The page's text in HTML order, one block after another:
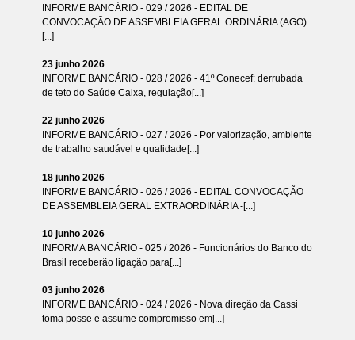
INFORME BANCÁRIO - 029 / 2026 - EDITAL DE
CONVOCAÇÃO DE ASSEMBLEIA GERAL ORDINÁRIA (AGO)
[...]
23 junho 2026
INFORME BANCÁRIO - 028 / 2026 - 41º Conecef: derrubada
de teto do Saúde Caixa, regulação[...]
22 junho 2026
INFORME BANCÁRIO - 027 / 2026 - Por valorização, ambiente
de trabalho saudável e qualidade[...]
18 junho 2026
INFORME BANCÁRIO - 026 / 2026 - EDITAL CONVOCAÇÃO
DE ASSEMBLEIA GERAL EXTRAORDINÁRIA -[...]
10 junho 2026
INFORMA BANCÁRIO - 025 / 2026 - Funcionários do Banco do
Brasil receberão ligação para[...]
03 junho 2026
INFORME BANCÁRIO - 024 / 2026 - Nova direção da Cassi
toma posse e assume compromisso em[...]